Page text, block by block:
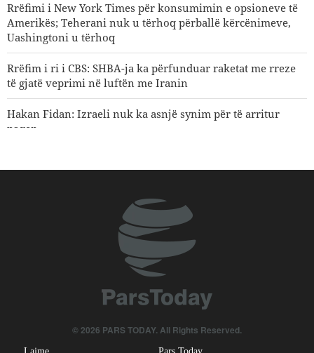
Rrëfimi i New York Times për konsumimin e opsioneve të
Amerikës; Teherani nuk u tërhoq përballë kërcënimeve,
Uashingtoni u tërhoq
Rrëfim i ri i CBS: SHBA-ja ka përfunduar raketat me rreze
të gjatë veprimi në luftën me Iranin
Hakan Fidan: Izraeli nuk ka asnjë synim për të arritur
paqen
Shejh Naim Kasem: Irani ka dalë fitues në përballjen me
SHBA-në dhe regjimin sionist
Personaliteti i njohur mediatik amerikan: Trumpi meriton
Eksperti iranian i çështjeve ndërkombëtare: Strategjitë e
Iranit në lidhje me Ngushticën e Hormuzit nuk kanë
© 2026 PARS TODAY. All Rights Reserved.